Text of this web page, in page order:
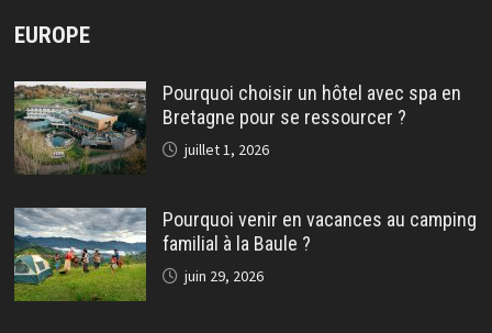
EUROPE
Pourquoi choisir un hôtel avec spa en
Bretagne pour se ressourcer ?
juillet 1, 2026
Pourquoi venir en vacances au camping
familial à la Baule ?
juin 29, 2026